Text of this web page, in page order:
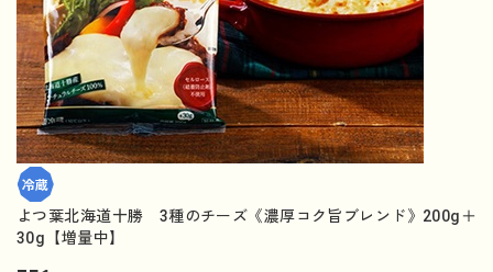
よつ葉北海道十勝 3種のチーズ《濃厚コク旨ブレンド》200g＋
30g【増量中】